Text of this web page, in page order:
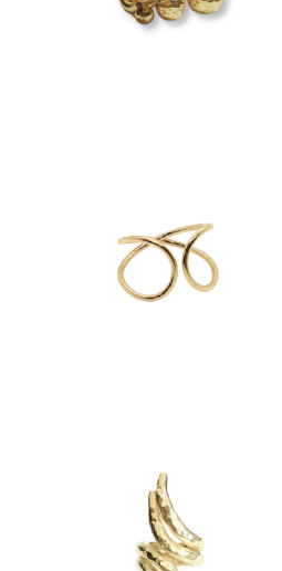
$390
anillos
Anillo Doble Punta Doble
$3,490
anillos